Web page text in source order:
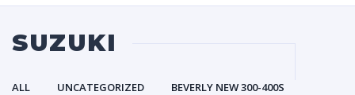
SUZUKI
ALL UNCATEGORIZED
BEVERLY NEW 300-400S